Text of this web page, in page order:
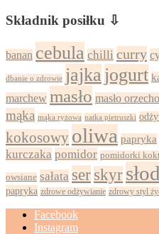
Składnik posiłku ⇩
banan cebula chilli curry
dbanie o zdrowie jajka jogurt
marchew masło masło
mąka mąka ryżowa natka pietruszki
kokosowy oliwa papryka
kurczaka pomidor pomidorki
owsiane sałata ser skyr
papryka zdrowe odżywianie zdrowy styl
Facebook
Instagram